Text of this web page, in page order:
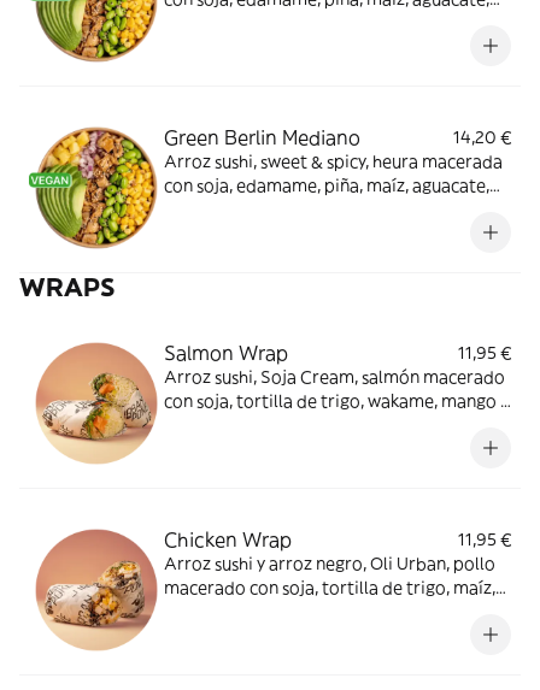
Green Berlin Mediano
14,20 €
Arroz sushi, sweet & spicy, heura macerada
con soja, edamame, piña, maíz, aguacate,
WRAPS
Salmon Wrap
11,95 €
Arroz sushi, Soja Cream, salmón macerado
con soja, tortilla de trigo, wakame, mango y
Chicken Wrap
11,95 €
Arroz sushi y arroz negro, Oli Urban, pollo
macerado con soja, tortilla de trigo, maíz,